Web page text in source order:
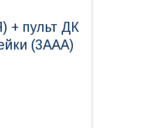
пульт ДК
(3ААА)